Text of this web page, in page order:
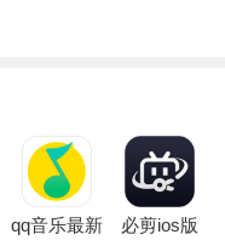
qq音乐最新
必剪ios版